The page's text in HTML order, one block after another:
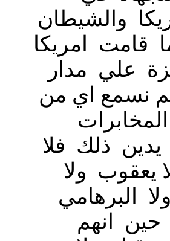
والشيطان
قامت امريكا
علي مدار
لم نسمع اي من
يدين ذلك فلا
يعقوب ولا
البرهامي
حين انهم